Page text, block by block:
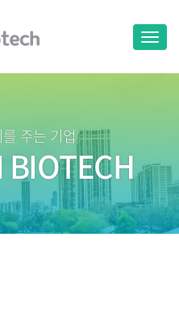
T
o
g
v
i
g
a
t
주는 기업